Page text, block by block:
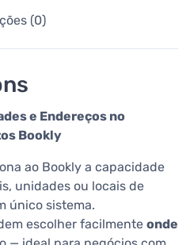
(0)
e Endereços no
Bookly
ao Bookly a capacidade
unidades ou locais de
único sistema.
escolher facilmente onde